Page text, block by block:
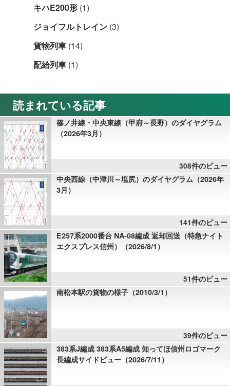
キハE200形 (1)
ジョイフルトレイン (3)
貨物列車 (14)
配給列車 (1)
読まれている記事
篠ノ井線・中央東線（甲府～長野）のダイヤグラム
（2026年3月）
308件のビュー
中央西線（中津川～塩尻）のダイヤグラム（2026年
3月）
141件のビュー
E257系2000番台 NA-08編成 返却回送（特急ナイト
エクスプレス信州）（2026/8/1）
51件のビュー
南松本駅の貨物の様子（2010/3/1）
39件のビュー
383系J編成 383系A5編成 知ってほ信州ロゴマーク
長編成サイドビュー（2026/7/11）